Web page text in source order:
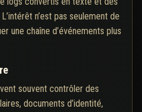
n’est pas seulement de
une chaîne d’événements plus
souvent contrôler des
documents d’identité,